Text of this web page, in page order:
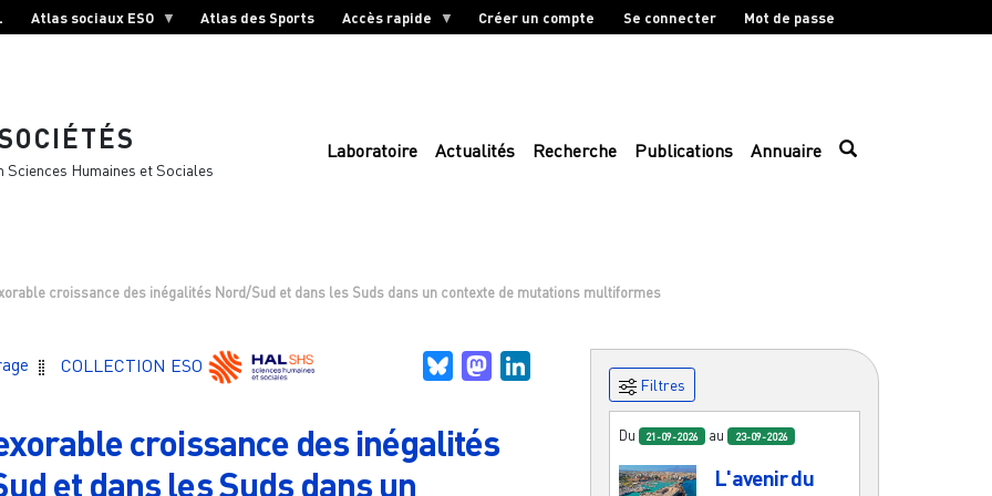
Atlas sociaux ESO Atlas des Sports Accès rapide Créer un compte Se connecter Mot de passe
Humaines et Sociales
Laboratoire Actualités Recherche Publications Annuaire
croissance des inégalités Nord/Sud et dans les Suds dans un contexte de mutations multiformes
COLLECTION ESO BlueskyMastodon
croissance des inégalités
et dans les Suds dans un
Filtres
Du 21-09-2026 au 23-09-2026
L'avenir du